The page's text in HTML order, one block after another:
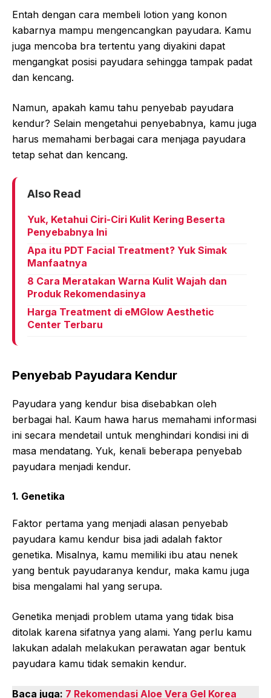
Entah dengan cara membeli lotion yang konon
kabarnya mampu mengencangkan payudara. Kamu
juga mencoba bra tertentu yang diyakini dapat
mengangkat posisi payudara sehingga tampak padat
dan kencang.
Namun, apakah kamu tahu penyebab payudara
kendur? Selain mengetahui penyebabnya, kamu juga
harus memahami berbagai cara menjaga payudara
tetap sehat dan kencang.
Also Read
Yuk, Ketahui Ciri-Ciri Kulit Kering Beserta
Penyebabnya Ini
Apa itu PDT Facial Treatment? Yuk Simak
Manfaatnya
8 Cara Meratakan Warna Kulit Wajah dan
Produk Rekomendasinya
Harga Treatment di eMGlow Aesthetic
Center Terbaru
Penyebab Payudara Kendur
Payudara yang kendur bisa disebabkan oleh
berbagai hal. Kaum hawa harus memahami informasi
ini secara mendetail untuk menghindari kondisi ini di
masa mendatang. Yuk, kenali beberapa penyebab
payudara menjadi kendur.
1. Genetika
Faktor pertama yang menjadi alasan penyebab
payudara kamu kendur bisa jadi adalah faktor
genetika. Misalnya, kamu memiliki ibu atau nenek
yang bentuk payudaranya kendur, maka kamu juga
bisa mengalami hal yang serupa.
Genetika menjadi problem utama yang tidak bisa
ditolak karena sifatnya yang alami. Yang perlu kamu
lakukan adalah melakukan perawatan agar bentuk
payudara kamu tidak semakin kendur.
Baca juga: 7 Rekomendasi Aloe Vera Gel Korea